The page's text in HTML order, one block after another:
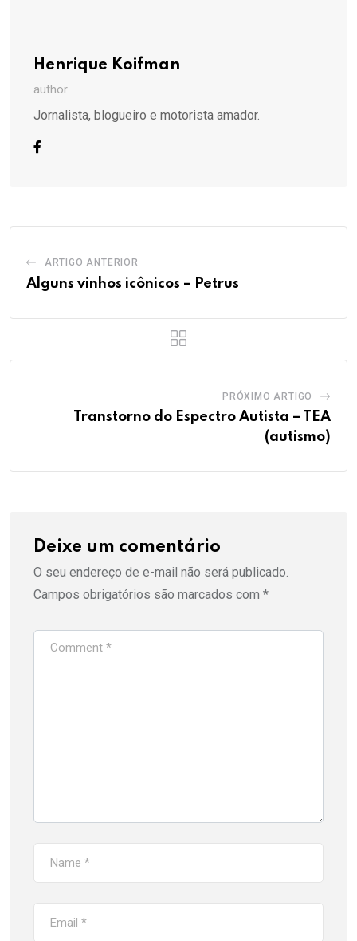
Henrique Koifman
author
Jornalista, blogueiro e motorista amador.
ARTIGO ANTERIOR
Alguns vinhos icônicos – Petrus
PRÓXIMO ARTIGO
Transtorno do Espectro Autista – TEA
(autismo)
Deixe um comentário
O seu endereço de e-mail não será publicado.
Campos obrigatórios são marcados com *